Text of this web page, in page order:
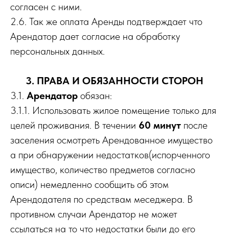
согласен с ними.
2.6. Так же оплата Аренды подтверждает что
Арендатор дает согласие на обработку
персональных данных.
3. ПРАВА И ОБЯЗАННОСТИ СТОРОН
3.1. Арендатор обязан:
3.1.1. Использовать жилое помещение только для
целей проживания. В течении 60 минут после
заселения осмотреть Арендованное имущество
а при обнаружении недостатков(испорченного
имущество, количество предметов согласно
описи) немедленно сообщить об этом
Арендодателя по средствам меседжера. В
противном случаи Арендатор не может
ссылаться на то что недостатки были до его